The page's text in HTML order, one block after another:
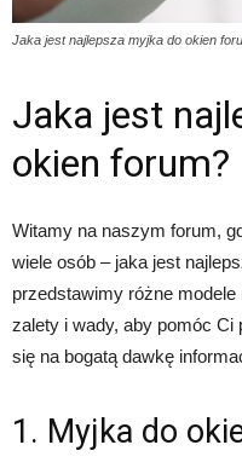
Jaka jest najlepsza myjka do okien
Jaka jest
okien forum?
Witamy na naszym forum,
wiele osób – jaka jest
przedstawimy różne
zalety i wady, aby pomóc Ci
się na bogatą dawkę
1. Myjka do